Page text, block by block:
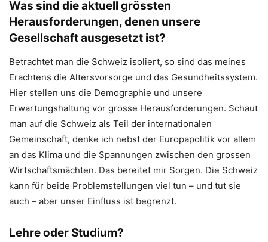
Was sind die aktuell grössten
Herausforderungen, denen unsere
Gesellschaft ausgesetzt ist?
Betrachtet man die Schweiz isoliert, so sind das meines
Erachtens die Altersvorsorge und das Gesundheitssystem.
Hier stellen uns die Demographie und unsere
Erwartungshaltung vor grosse Herausforderungen. Schaut
man auf die Schweiz als Teil der internationalen
Gemeinschaft, denke ich nebst der Europapolitik vor allem
an das Klima und die Spannungen zwischen den grossen
Wirtschaftsmächten. Das bereitet mir Sorgen. Die Schweiz
kann für beide Problemstellungen viel tun – und tut sie
auch – aber unser Einfluss ist begrenzt.
Lehre oder Studium?